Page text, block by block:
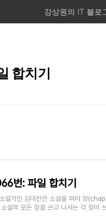
강상원의 IT 블로
합치기
번: 파일 합치기
설가인 김대전은 소설을 여러 장
소설의 모든 장을 쓰고 나서는 각 장